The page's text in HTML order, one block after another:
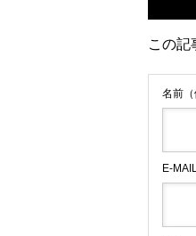
この記
名前（
E-